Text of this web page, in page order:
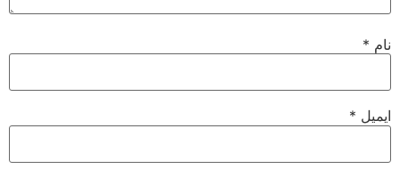
نام *
ایمیل *